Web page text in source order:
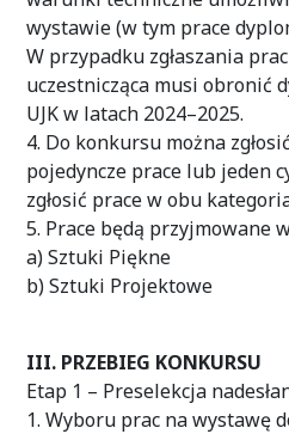
wystawie (w tym prace
W przypadku zgłaszania
uczestnicząca musi obronić
UJK w latach 2024–2025.
4. Do konkursu można
pojedyncze prace lub jeden
zgłosić prace w obu
5. Prace będą przyjmowane
a) Sztuki Piękne
b) Sztuki Projektowe
III. PRZEBIEG KONKURSU
Etap 1 – Preselekcja
1. Wyboru prac na wystawę